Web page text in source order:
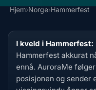
Hjem›Norge›Hammerfest
I kveld i Hammerfest:
Hammerfest akkurat
ennå. AuroraMe
posisjonen og sender